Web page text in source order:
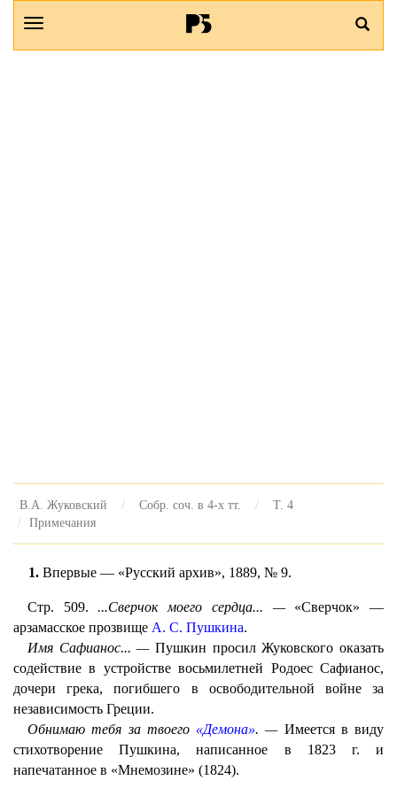
В.А. Жуковский Собр. соч. в 4-х тт.
Т. 4
Примечания
1. Впервые — «Русский архив», 1889, № 9.
Стр. 509....Сверчок моего сердца... — «Сверчок» —
арзамасское прозвище А. С. Пушкина.
Имя Сафианос... — Пушкин просил Жуковского оказать
содействие в устройстве восьмилетней Родоес Сафианос,
дочери грека, погибшего в освободительной войне за
независимость Греции.
Обнимаю тебя за твоего «Демона». — Имеется в виду
стихотворение Пушкина, написанное в 1823 г. и
напечатанное в «Мнемозине» (1824).